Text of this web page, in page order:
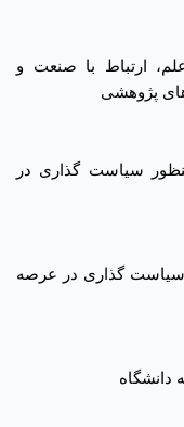
ارتباط با صنعت و
پژوهشی
سیاست گذاری در
سیاست گذاری در عرصه
دانشگاه